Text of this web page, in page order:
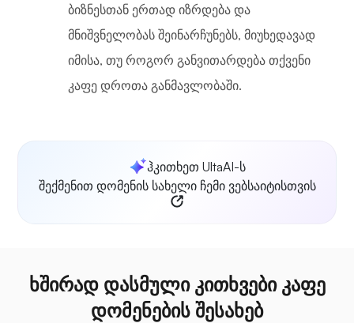
ბიზნესთან ერთად იზრდება და
მნიშვნელობას შეინარჩუნებს, მიუხედავად
იმისა, თუ როგორ განვითარდება თქვენი
კაფე დროთა განმავლობაში.
ჰკითხეთ UltaAI-ს
შექმენით დომენის სახელი ჩემი ვებსაიტისთვის
ხშირად დასმული კითხვები კაფე
დომენების შესახებ